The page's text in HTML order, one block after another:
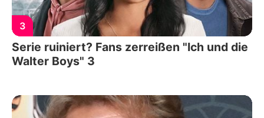
3
Serie ruiniert? Fans zerreißen "Ich und die
Walter Boys" 3